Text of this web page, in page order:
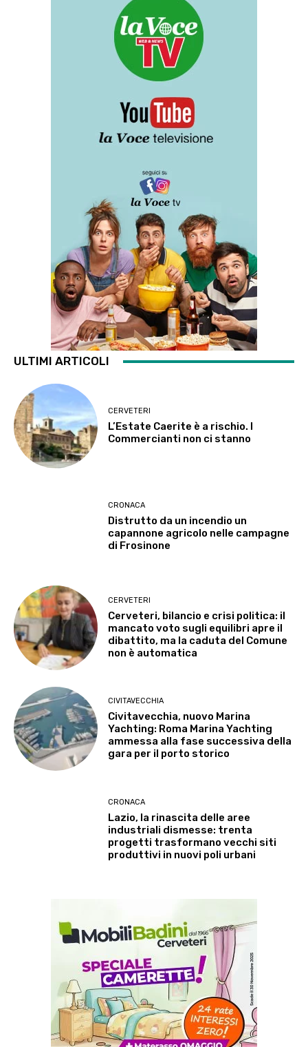
ULTIMI ARTICOLI
CERVETERI
L’Estate Caerite è a rischio. I
Commercianti non ci stanno
CRONACA
Distrutto da un incendio un
capannone agricolo nelle campagne
di Frosinone
CERVETERI
Cerveteri, bilancio e crisi politica: il
mancato voto sugli equilibri apre il
dibattito, ma la caduta del Comune
non è automatica
CIVITAVECCHIA
Civitavecchia, nuovo Marina
Yachting: Roma Marina Yachting
ammessa alla fase successiva della
gara per il porto storico
CRONACA
Lazio, la rinascita delle aree
industriali dismesse: trenta
progetti trasformano vecchi siti
produttivi in nuovi poli urbani